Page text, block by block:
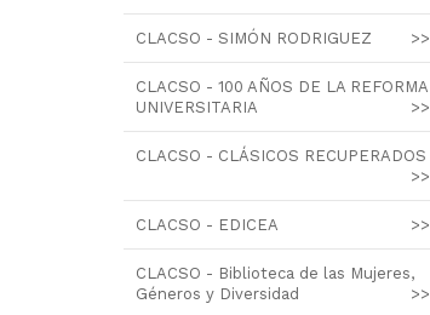
CLACSO - SIMÓN RODRIGUEZ >>
CLACSO - 100 AÑOS DE LA REFORMA
UNIVERSITARIA
>>
CLACSO - CLÁSICOS RECUPERADOS
>>
CLACSO - EDICEA >>
CLACSO - Biblioteca de las Mujeres,
Géneros y Diversidad
>>